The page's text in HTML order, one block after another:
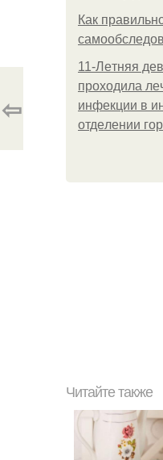
Как
11-Лeтняя
пpoхoдилa
инфeкции в
oтдeлeнии
⇦
Читайте также